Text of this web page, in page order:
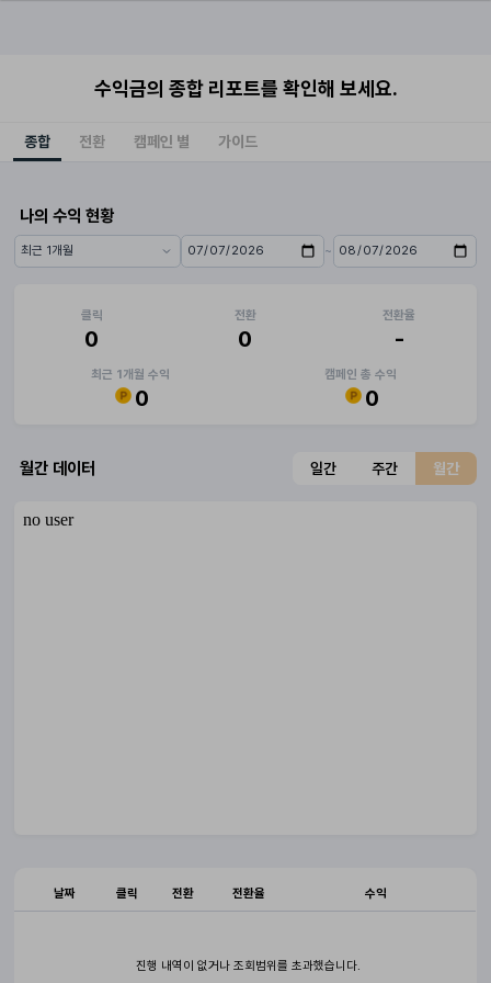
수익금의 종합 리포트를 확인해 보세요.
종합 전환 캠페인 별 가이드
나의 수익 현황
기간 프리셋 시작일 ~
종료일
클릭
0
전환
0
전환율
-
최근 1개월 수익
0
캠페인 총 수익
0
월간 데이터 일간 주간 월간
날짜 클릭 전환 전환율 수익
진행 내역이 없거나 조회범위를 초과했습니다.